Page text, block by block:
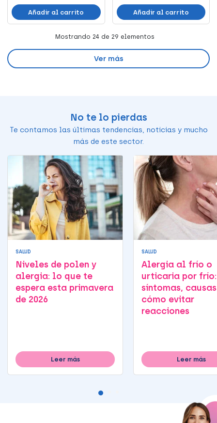
Añadir al carrito Añadir al carrito
Mostrando 24 de 29 elementos
Ver más
No te lo pierdas
Te contamos las últimas tendencias, noticias y mucho
más de este sector.
SALUD
Niveles de polen y
alergia: lo que te
espera esta primavera
de 2026
Leer más
SALUD
Alergia al frío o
urticaria por frío:
síntomas,
cómo evitar
reacciones
Leer más